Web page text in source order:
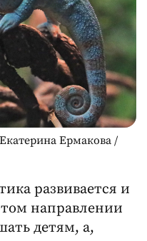
Ермакова /
развивается и
направлении
детям, а,